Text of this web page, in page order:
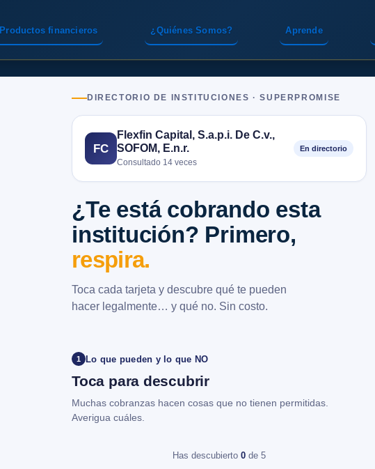
Productos financieros ¿Quiénes Somos? Aprende
DIRECTORIO DE INSTITUCIONES · SUPERPROMISE
FC
Flexfin Capital, S.a.p.i. De C.v.,
SOFOM, E.n.r.
Consultado 14 veces
En directorio
¿Te está cobrando esta
institución? Primero,
respira.
Toca cada tarjeta y descubre qué te pueden
hacer legalmente… y qué no. Sin costo.
1 Lo que pueden y lo que NO
Toca para descubrir
Muchas cobranzas hacen cosas que no tienen permitidas.
Averigua cuáles.
Has descubierto 0 de 5